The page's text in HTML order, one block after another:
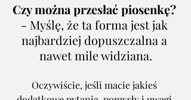
Czy można przesłać piosenkę?
- Myślę, że ta forma jest jak
najbardziej dopuszczalna a
nawet mile widziana.
Oczywiście, jeśli macie jakieś